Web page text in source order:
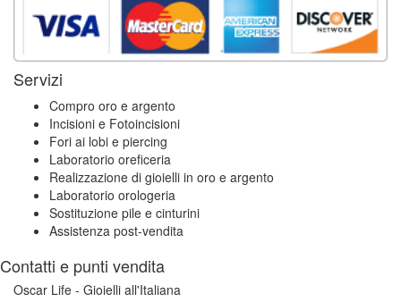
Servizi
Compro oro e argento
Incisioni e Fotoincisioni
Fori ai lobi e piercing
Laboratorio oreficeria
Realizzazione di gioielli in oro e argento
Laboratorio orologeria
Sostituzione pile e cinturini
Assistenza post-vendita
Contatti e punti vendita
Oscar Life - Gioielli all'Italiana